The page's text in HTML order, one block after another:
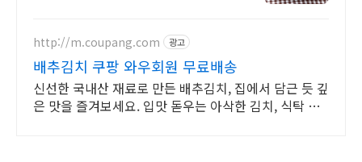
http://m.coupang.com 광고
배추김치 쿠팡 와우회원 무료배송
신선한 국내산 재료로 만든 배추김치, 집에서 담근 듯 깊
은 맛을 즐겨보세요. 입맛 돋우는 아삭한 김치, 식탁 위